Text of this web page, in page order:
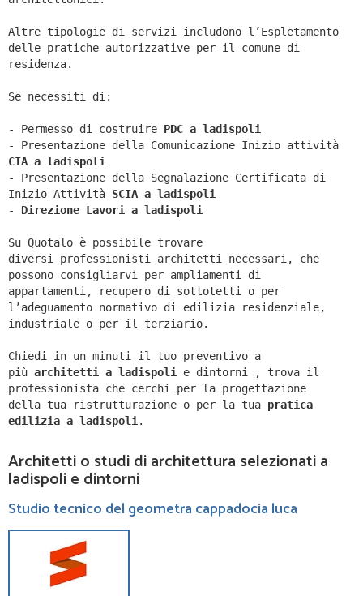
Altre tipologie di servizi includono l’Espletamento
delle pratiche autorizzative per il comune di
residenza.
Se necessiti di:
- Permesso di costruire PDC a ladispoli
- Presentazione della Comunicazione Inizio attività
CIA a ladispoli
- Presentazione della Segnalazione Certificata di
Inizio Attività SCIA a ladispoli
- Direzione Lavori a ladispoli
Su Quotalo è possibile trovare
diversi professionisti architetti necessari, che
possono consigliarvi per ampliamenti di
appartamenti, recupero di sottotetti o per
l’adeguamento normativo di edilizia residenziale,
industriale o per il terziario.
Chiedi in un minuti il tuo preventivo a
più architetti a ladispoli e dintorni ,
trova il
professionista che cerchi per la progettazione
della tua ristrutturazione o per la tua pratica
edilizia a ladispoli.
Architetti o studi di architettura selezionati a
ladispoli e dintorni
Studio tecnico del geometra cappadocia luca